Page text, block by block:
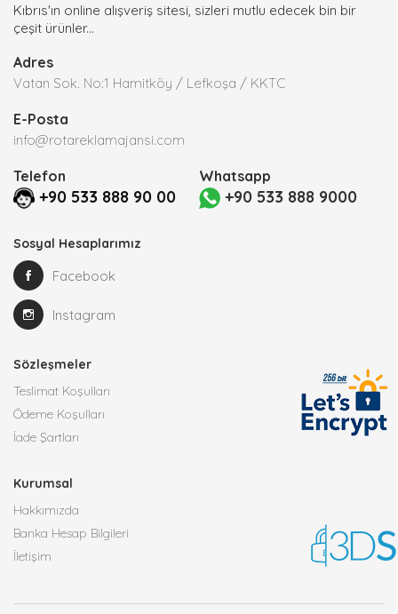
Kıbrıs'ın online alışveriş sitesi, sizleri mutlu edecek bin bir
çeşit ürünler...
Adres
Vatan Sok. No:1 Hamitköy / Lefkoşa / KKTC
E-Posta
info@rotareklamajansi.com
Telefon
+90 533 888 90 00
Whatsapp
+90 533 888 9000
Sosyal Hesaplarımız
Facebook
Instagram
Sözleşmeler
Teslimat Koşulları
Ödeme Koşulları
İade Şartları
Kurumsal
Hakkımızda
Banka Hesap Bilgileri
İletişim